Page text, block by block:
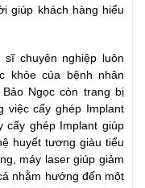
giúp khách hàng hiểu
chuyên nghiệp luôn
khỏe của bệnh nhân
Ngọc còn trang bị
việc cấy ghép Implant
cấy ghép Implant giúp
huyết tương giàu tiểu
máy laser giúp giảm
nhằm hướng đến một